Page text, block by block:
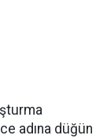
adına düğün